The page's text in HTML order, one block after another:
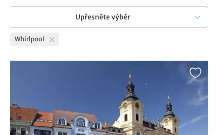
Upřesněte výběr
Whirlpool